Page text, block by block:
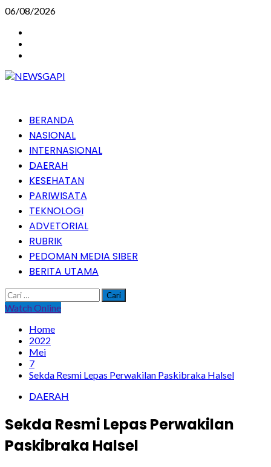
Skip
content
06/08/2026
PrimaryBERANDA
NASIONAL
INTERNASIONAL
DAERAH
KESEHATAN
PARIWISATA
TEKNOLOGI
ADVETORIAL
RUBRIK
PEDOMAN MEDIA SIBER
BERITA UTAMA
Cari
untuk:
Watch Online
Home
2022
Mei
7
Sekda Resmi Lepas Perwakilan Paskibraka Halsel
DAERAH
Sekda Resmi Lepas Perwakilan
Paskibraka Halsel